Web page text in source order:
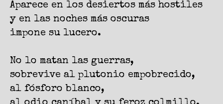
Aparece en los desiertos más hostiles
y en las noches más oscuras
impone su lucero.
No lo matan las guerras,
sobrevive al plutonio empobrecido,
al fósforo blanco,